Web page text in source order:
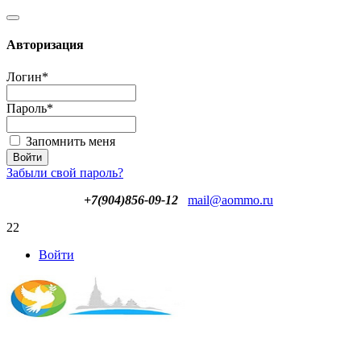
Авторизация
Логин*
Пароль*
Запомнить меня
Забыли свой пароль?
+7(904)856-09-12
mail@aommo.ru
22
Войти